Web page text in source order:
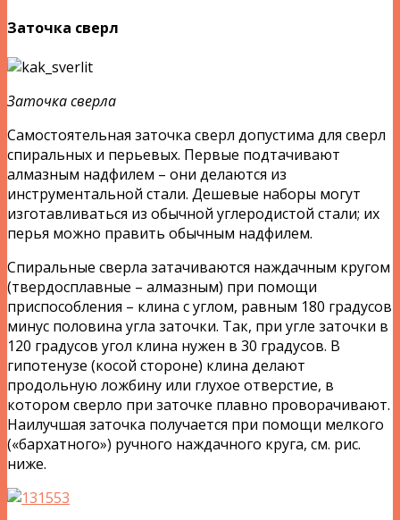
Заточка сверл
Заточка сверла
Самостоятельная заточка сверл допустима для сверл
спиральных и перьевых. Первые подтачивают
алмазным надфилем – они делаются из
инструментальной стали. Дешевые наборы могут
изготавливаться из обычной углеродистой стали; их
перья можно править обычным надфилем.
Спиральные сверла затачиваются наждачным кругом
(твердосплавные – алмазным) при помощи
приспособления – клина с углом, равным 180 градусов
минус половина угла заточки. Так, при угле заточки в
120 градусов угол клина нужен в 30 градусов. В
гипотенузе (косой стороне) клина делают
продольную ложбину или глухое отверстие, в
котором сверло при заточке плавно проворачивают.
Наилучшая заточка получается при помощи мелкого
(«бархатного») ручного наждачного круга, см. рис.
ниже.